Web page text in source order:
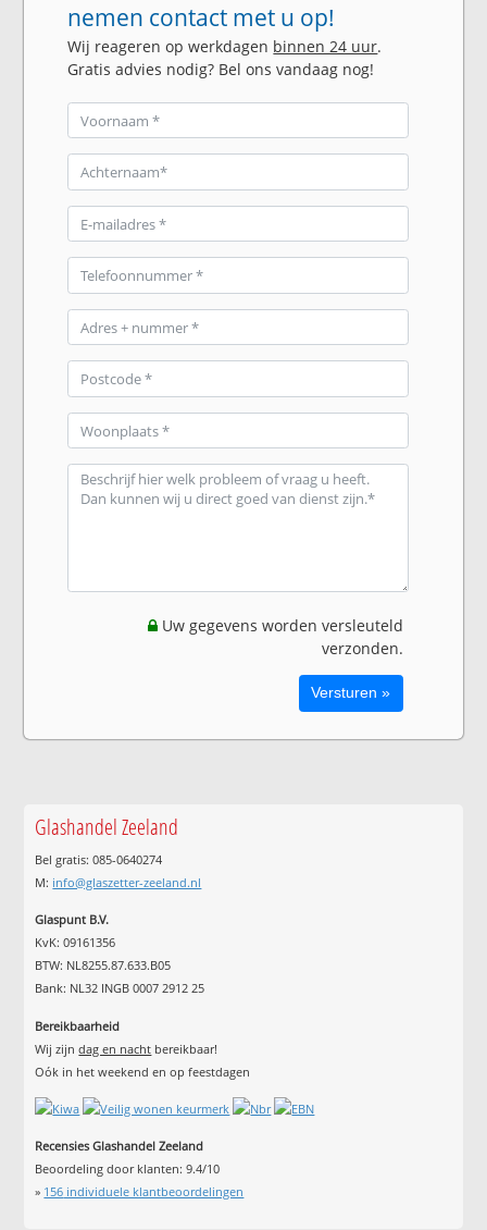
nemen contact met u op!
Wij reageren op werkdagen binnen 24 uur.
Gratis advies nodig? Bel ons vandaag nog!
Uw gegevens worden versleuteld
verzonden.
Glashandel Zeeland
Bel gratis: 085-0640274
M: info@glaszetter-zeeland.nl
Glaspunt B.V.
KvK: 09161356
BTW: NL8255.87.633.B05
Bank: NL32 INGB 0007 2912 25
Bereikbaarheid
Wij zijndag en nacht bereikbaar!
Oók in het weekend en op feestdagen
Recensies Glashandel Zeeland
Beoordeling door klanten:9.4/10
» 156 individuele klantbeoordelingen